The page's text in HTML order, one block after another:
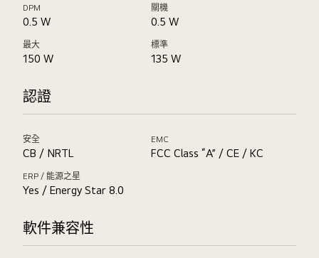
DPM
0.5 W
關機
0.5 W
最大
150 W
標準
135 W
認證
安全
CB / NRTL
EMC
FCC Class “A” / CE / KC
ERP / 能源之星
Yes / Energy Star 8.0
軟件兼容性